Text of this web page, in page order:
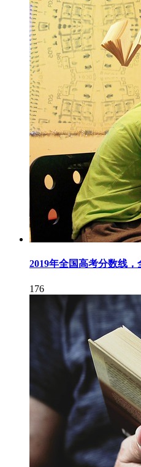
2019年全国高考分数线
176